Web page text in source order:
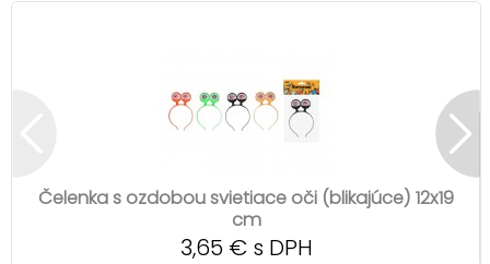
Čelenka s ozdobou svietiace oči (blikajúce) 12x19
cm
3,65 € s DPH